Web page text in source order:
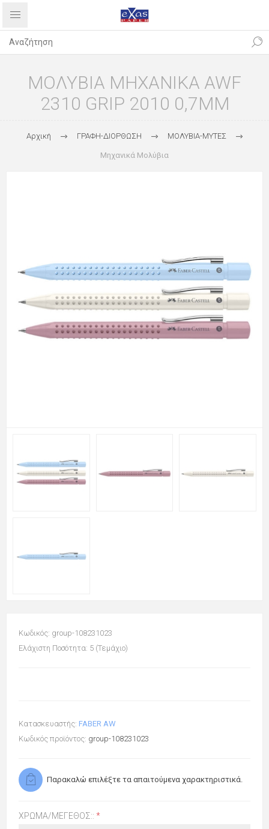
ΜΟΛΥΒΙΑ ΜΗΧΑΝΙΚΑ AWF
2310 GRIP 2010 0,7MM
Αρχική ΓΡΑΦΗ-ΔΙΟΡΘΩΣΗ ΜΟΛΥΒΙΑ-ΜΥΤΕΣ
Μηχανικά Μολύβια
Κωδικός: group-108231023
Ελάχιστη Ποσότητα: 5 (Τεμάχιο)
Κατασκευαστής: FABER AW
Κωδικός προϊόντος: group-108231023
Παρακαλώ επιλέξτε τα απαιτούμενα χαρακτηριστικά.
ΧΡΏΜΑ/ΜΈΓΕΘΟΣ:: *